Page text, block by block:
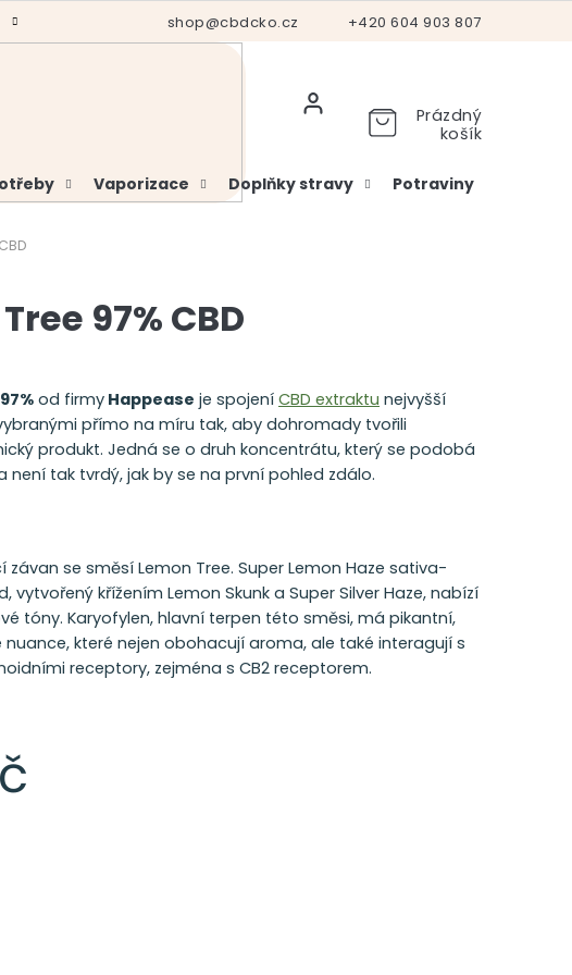
+420 604 903 807
shop@cbdcko.cz
Hodnocení obchodu Vrácení a reklamace
Prázdný
košík
Vaporizace Doplňky stravy Potraviny
97% CBD
od firmy Happease je spojení CBD extraktu nejvyšší
přímo na míru tak, aby dohromady tvořili
produkt. Jedná se o druh koncentrátu, který se podobá
není tak tvrdý, jak by se na první pohled zdálo.
závan se směsí Lemon Tree. Super Lemon Haze sativa-
vytvořený křížením Lemon Skunk a Super Silver Haze, nabízí
tóny. Karyofylen, hlavní terpen této směsi, má pikantní,
které nejen obohacují aroma, ale také interagují s
receptory, zejména s CB2 receptorem.